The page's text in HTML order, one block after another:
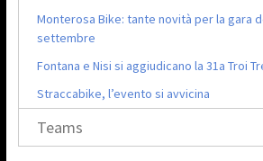
Monterosa Bike: tante novità per la gara
settembre
Fontana e Nisi si aggiudicano la 31a Troi
Straccabike, l’evento si avvicina
Teams